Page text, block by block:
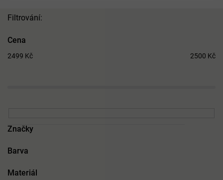
u
t
ů
Cena
2499 Kč 2500 Kč
Značky
Barva
Materiál